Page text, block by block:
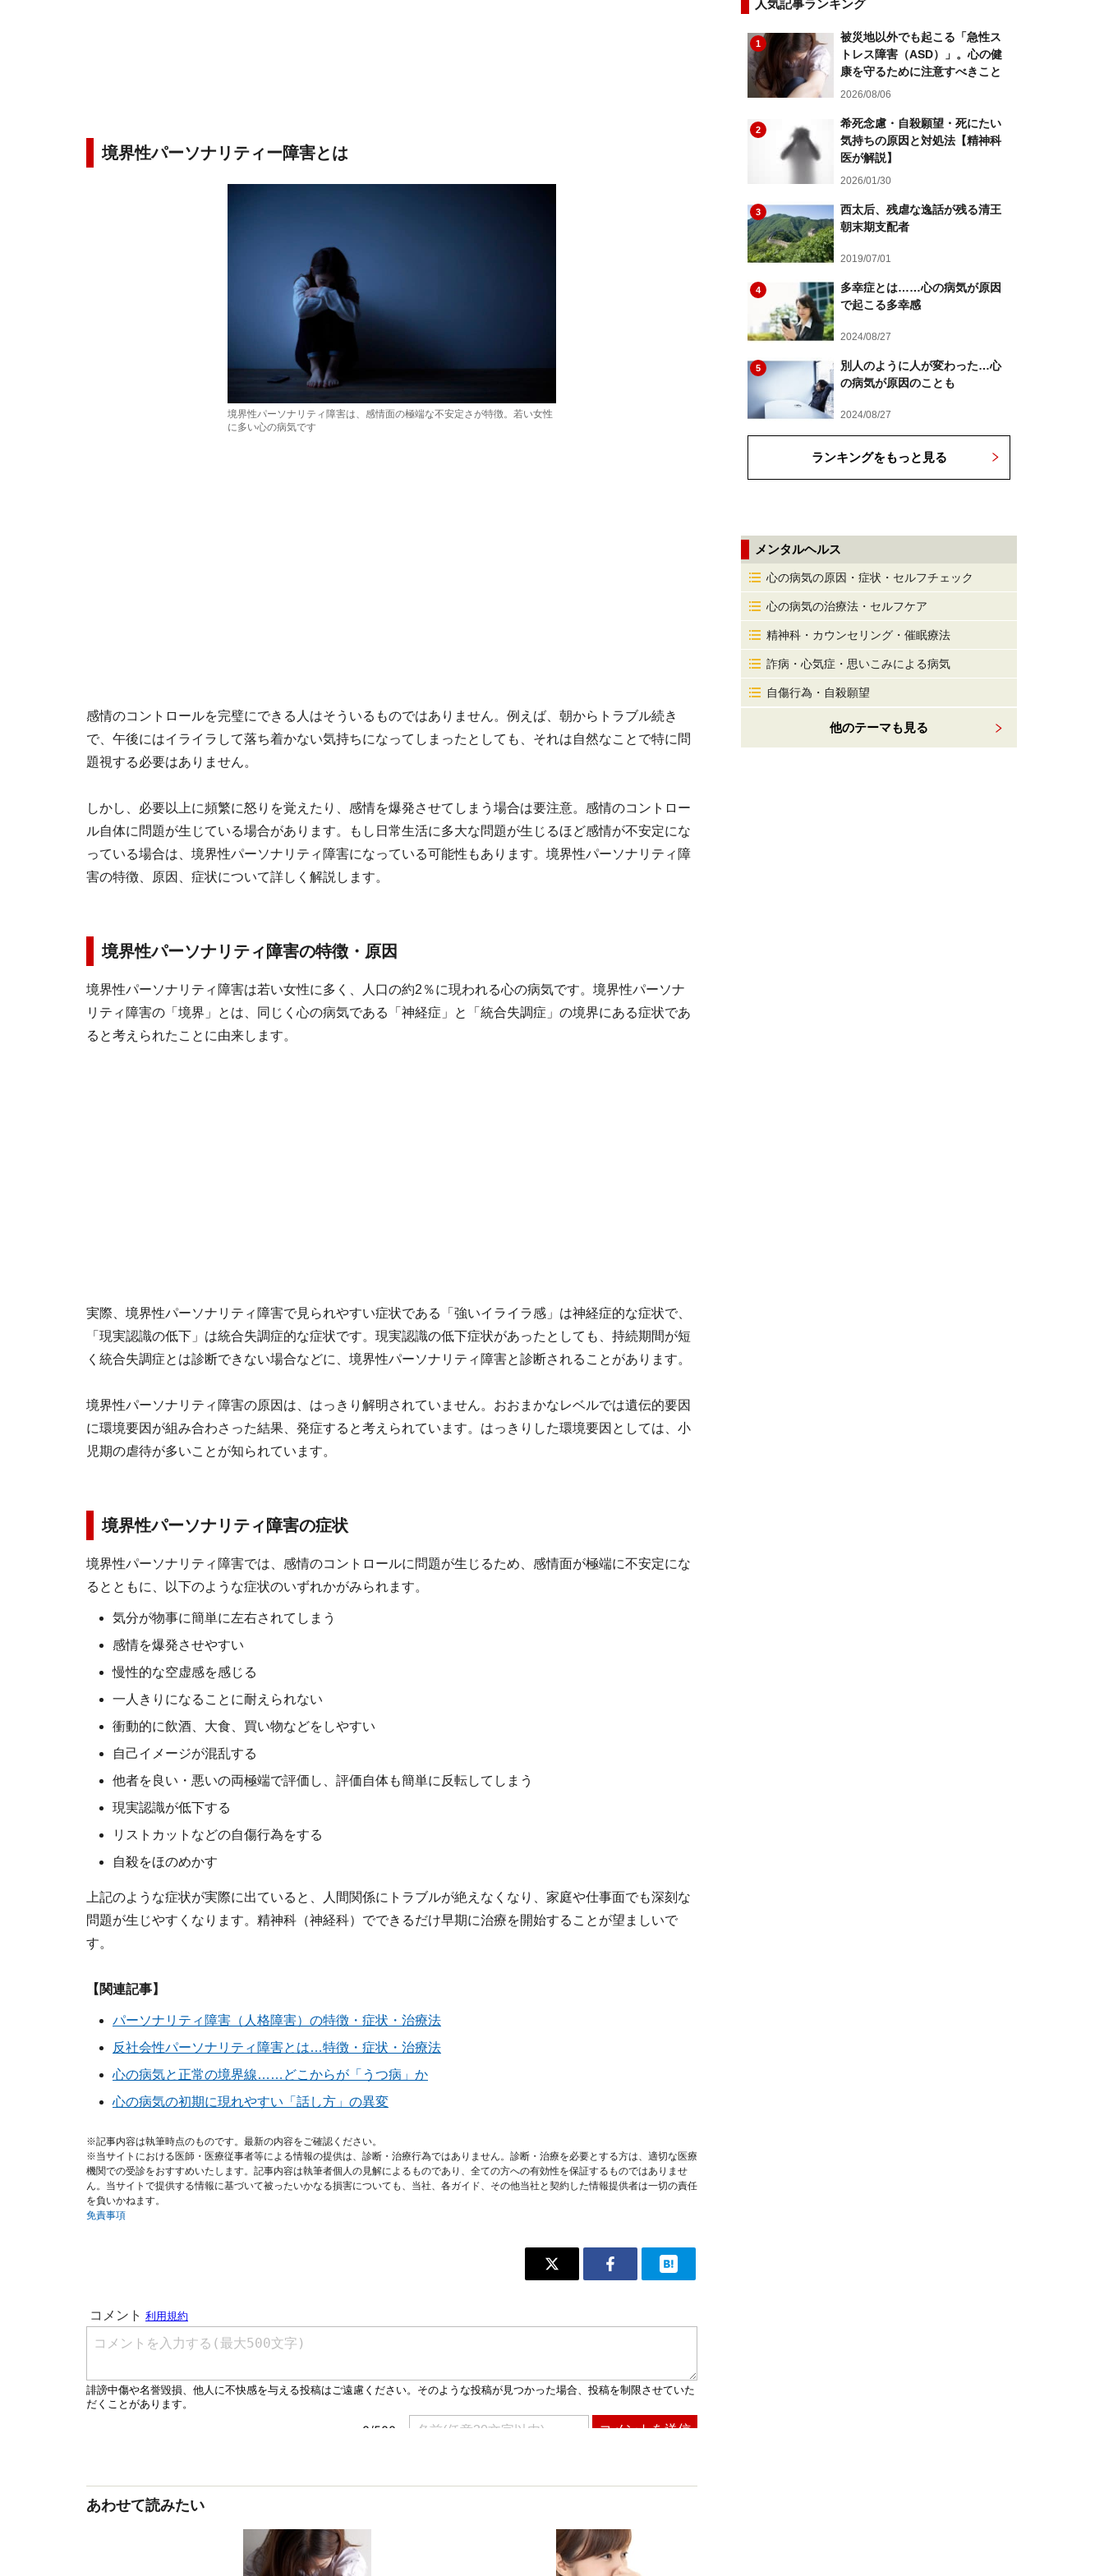
境界性パーソナリティー障害とは
境界性パーソナリティ障害は、感情面の極端な不安定さが特徴。若い女性
に多い心の病気です
感情のコントロールを完璧にできる人はそういるものではありません。例えば、朝からトラブル続き
で、午後にはイライラして落ち着かない気持ちになってしまったとしても、それは自然なことで特に問
題視する必要はありません。
しかし、必要以上に頻繁に怒りを覚えたり、感情を爆発させてしまう場合は要注意。感情のコントロー
ル自体に問題が生じている場合があります。もし日常生活に多大な問題が生じるほど感情が不安定にな
っている場合は、境界性パーソナリティ障害になっている可能性もあります。境界性パーソナリティ障
害の特徴、原因、症状について詳しく解説します。
境界性パーソナリティ障害の特徴・原因
境界性パーソナリティ障害は若い女性に多く、人口の約2％に現われる心の病気です。境界性パーソナ
リティ障害の「境界」とは、同じく心の病気である「神経症」と「統合失調症」の境界にある症状であ
ると考えられたことに由来します。
実際、境界性パーソナリティ障害で見られやすい症状である「強いイライラ感」は神経症的な症状で、
「現実認識の低下」は統合失調症的な症状です。現実認識の低下症状があったとしても、持続期間が短
く統合失調症とは診断できない場合などに、境界性パーソナリティ障害と診断されることがあります。
境界性パーソナリティ障害の原因は、はっきり解明されていません。おおまかなレベルでは遺伝的要因
に環境要因が組み合わさった結果、発症すると考えられています。はっきりした環境要因としては、小
児期の虐待が多いことが知られています。
境界性パーソナリティ障害の症状
境界性パーソナリティ障害では、感情のコントロールに問題が生じるため、感情面が極端に不安定にな
るとともに、以下のような症状のいずれかがみられます。
気分が物事に簡単に左右されてしまう
感情を爆発させやすい
慢性的な空虚感を感じる
一人きりになることに耐えられない
衝動的に飲酒、大食、買い物などをしやすい
自己イメージが混乱する
他者を良い・悪いの両極端で評価し、評価自体も簡単に反転してしまう
現実認識が低下する
リストカットなどの自傷行為をする
自殺をほのめかす
上記のような症状が実際に出ていると、人間関係にトラブルが絶えなくなり、家庭や仕事面でも深刻な
問題が生じやすくなります。精神科（神経科）でできるだけ早期に治療を開始することが望ましいで
す。
【関連記事】
パーソナリティ障害（人格障害）の特徴・症状・治療法
反社会性パーソナリティ障害とは…特徴・症状・治療法
心の病気と正常の境界線……どこからが「うつ病」か
心の病気の初期に現れやすい「話し方」の異変
※記事内容は執筆時点のものです。最新の内容をご確認ください。
※当サイトにおける医師・医療従事者等による情報の提供は、診断・治療行為ではありません。診断・治療を必要とする方は、適切な医療
機関での受診をおすすめいたします。記事内容は執筆者個人の見解によるものであり、全ての方への有効性を保証するものではありませ
ん。当サイトで提供する情報に基づいて被ったいかなる損害についても、当社、各ガイド、その他当社と契約した情報提供者は一切の責任
を負いかねます。
免責事項
あわせて読みたい
人気記事ランキング
1
被災地以外でも起こる「急性ス
トレス障害（ASD）」。心の健
康を守るために注意すべきこと
2026/08/06
2
希死念慮・自殺願望・死にたい
気持ちの原因と対処法【精神科
医が解説】
2026/01/30
3
西太后、残虐な逸話が残る清王
朝末期支配者
2019/07/01
4
多幸症とは……心の病気が原因
で起こる多幸感
2024/08/27
5
別人のように人が変わった…心
の病気が原因のことも
2024/08/27
ランキングをもっと見る
メンタルヘルス
心の病気の原因・症状・セルフチェック
心の病気の治療法・セルフケア
精神科・カウンセリング・催眠療法
詐病・心気症・思いこみによる病気
自傷行為・自殺願望
他のテーマも見る